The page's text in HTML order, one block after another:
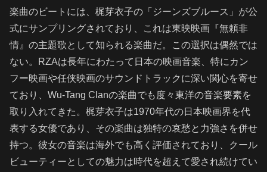
楽曲のビートには、梶芽衣子の「ジーンズブルース」が公
式にサンプリングされており、これは東映映画『無頼非
情』の主題歌として知られる楽曲だ。この選択は偶然では
ない。RZAは長年にわたって日本の映画音楽、特にカン
フー映画や任侠映画のサウンドトラックに深い関心を寄せ
ており、Wu-Tang Clanの楽曲でも度々東洋の音楽要素を
取り入れてきた。梶芽衣子は1970年代の日本映画界を代
表する女優であり、その楽曲は独特の哀愁と力強さを併せ
持つ。彼女の音楽は海外でも高く評価されており、クール
ビューティーとしての魅力は時代を超えて愛され続けてい